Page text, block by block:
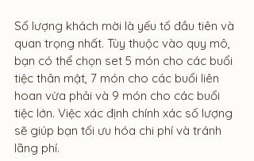
Số lượng khách mời là yếu tố đầu tiên và
quan trọng nhất. Tùy thuộc vào quy mô,
bạn có thể chọn set 5 món cho các buổi
tiệc thân mật, 7 món cho các buổi liên
hoan vừa phải và 9 món cho các buổi
tiệc lớn. Việc xác định chính xác số lượng
sẽ giúp bạn tối ưu hóa chi phí và tránh
lãng phí.